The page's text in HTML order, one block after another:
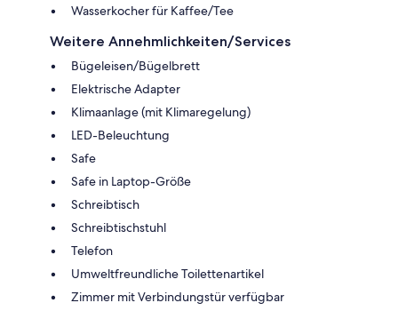
Wasserkocher für Kaffee/Tee
Weitere Annehmlichkeiten/Services
Bügeleisen/Bügelbrett
Elektrische Adapter
Klimaanlage (mit Klimaregelung)
LED-Beleuchtung
Safe
Safe in Laptop-Größe
Schreibtisch
Schreibtischstuhl
Telefon
Umweltfreundliche Toilettenartikel
Zimmer mit Verbindungstür verfügbar